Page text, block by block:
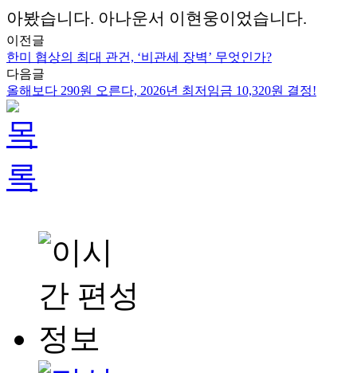
아봤습니다. 아나운서 이현웅이었습니다.
이전글
한미 협상의 최대 관건, ‘비관세 장벽’ 무엇인가?
다음글
올해보다 290원 오른다, 2026년 최저임금 10,320원 결정!